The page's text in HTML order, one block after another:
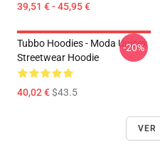
39,51 € - 45,95 €
Tubbo Hoodies - Moda Unisex
Streetwear Hoodie
40,02 €$43.5
-20%
VER